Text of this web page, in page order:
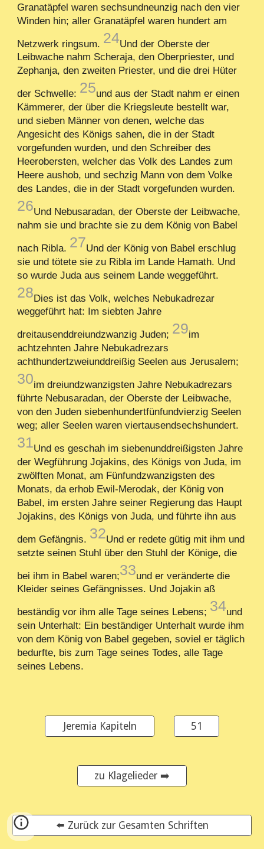
Granatäpfel waren sechsundneunzig nach den vier
Winden hin; aller Granatäpfel waren hundert am
Netzwerk ringsum. 24Und der Oberste der
Leibwache nahm Scheraja, den Oberpriester, und
Zephanja, den zweiten Priester, und die drei Hüter
der Schwelle: 25und aus der Stadt nahm er einen
Kämmerer, der über die Kriegsleute bestellt war,
und sieben Männer von denen, welche das
Angesicht des Königs sahen, die in der Stadt
vorgefunden wurden, und den Schreiber des
Heerobersten, welcher das Volk des Landes zum
Heere aushob, und sechzig Mann von dem Volke
des Landes, die in der Stadt vorgefunden wurden.
26Und Nebusaradan, der Oberste der Leibwache,
nahm sie und brachte sie zu dem König von Babel
nach Ribla. 27Und der König von Babel erschlug
sie und tötete sie zu Ribla im Lande Hamath. Und
so wurde Juda aus seinem Lande weggeführt.
28Dies ist das Volk, welches Nebukadrezar
weggeführt hat: Im siebten Jahre
dreitausenddreiundzwanzig Juden; 29im
achtzehnten Jahre Nebukadrezars
achthundertzweiunddreißig Seelen aus Jerusalem;
30im dreiundzwanzigsten Jahre Nebukadrezars
führte Nebusaradan, der Oberste der Leibwache,
von den Juden siebenhundertfünfundvierzig Seelen
weg; aller Seelen waren viertausendsechshundert.
31Und es geschah im siebenunddreißigsten Jahre
der Wegführung Jojakins, des Königs von Juda, im
zwölften Monat, am Fünfundzwanzigsten des
Monats, da erhob Ewil-Merodak, der König von
Babel, im ersten Jahre seiner Regierung das Haupt
Jojakins, des Königs von Juda, und führte ihn aus
dem Gefängnis. 32Und er redete gütig mit ihm und
setzte seinen Stuhl über den Stuhl der Könige, die
bei ihm in Babel waren;33und er veränderte die
Kleider seines Gefängnisses. Und Jojakin aß
beständig vor ihm alle Tage seines Lebens; 34und
sein Unterhalt: Ein beständiger Unterhalt wurde ihm
von dem König von Babel gegeben, soviel er täglich
bedurfte, bis zum Tage seines Todes, alle Tage
seines Lebens.
Jeremia Kapiteln 51
zu Klagelieder ➡️
⬅️ Zurück zur Gesamten Schriften